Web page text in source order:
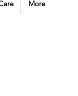
More